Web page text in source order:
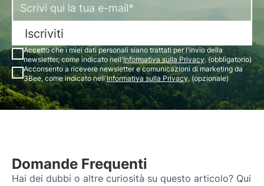
Iscriviti
Accetto che i miei dati personali siano trattati per l'invio della
newsletter, come indicato nell'Informativa sulla Privacy. (obbligatorio)
Acconsento a ricevere newsletter e comunicazioni di marketing da
3Bee, come indicato nell'Informativa sulla Privacy. (opzionale)
Domande Frequenti
Hai dei dubbi o altre curiosità su questo articolo? Qui